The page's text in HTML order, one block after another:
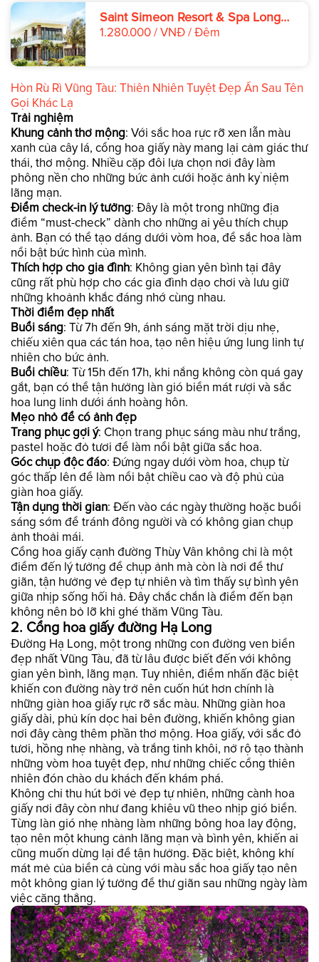
Saint Simeon Resort & Spa Long
Hải
1.280.000 / VNĐ / Đêm
Hòn Rù Rì Vũng Tàu: Thiên Nhiên Tuyệt Đẹp Ẩn Sau Tên
Gọi Khác Lạ
Trải nghiệm
Khung cảnh thơ mộng: Với sắc hoa rực rỡ xen lẫn màu
xanh của cây lá, cổng hoa giấy này mang lại cảm giác thư
thái, thơ mộng. Nhiều cặp đôi lựa chọn nơi đây làm
phông nền cho những bức ảnh cưới hoặc ảnh kỷ niệm
lãng mạn.
Điểm check-in lý tưởng: Đây là một trong những địa
điểm “must-check” dành cho những ai yêu thích chụp
ảnh. Bạn có thể tạo dáng dưới vòm hoa, để sắc hoa làm
nổi bật bức hình của mình.
Thích hợp cho gia đình: Không gian yên bình tại đây
cũng rất phù hợp cho các gia đình dạo chơi và lưu giữ
những khoảnh khắc đáng nhớ cùng nhau.
Thời điểm đẹp nhất
Buổi sáng: Từ 7h đến 9h, ánh sáng mặt trời dịu nhẹ,
chiếu xiên qua các tán hoa, tạo nên hiệu ứng lung linh tự
nhiên cho bức ảnh.
Buổi chiều: Từ 15h đến 17h, khi nắng không còn quá gay
gắt, bạn có thể tận hưởng làn gió biển mát rượi và sắc
hoa lung linh dưới ánh hoàng hôn.
Mẹo nhỏ để có ảnh đẹp
Trang phục gợi ý: Chọn trang phục sáng màu như trắng,
pastel hoặc đỏ tươi để làm nổi bật giữa sắc hoa.
Góc chụp độc đáo: Đứng ngay dưới vòm hoa, chụp từ
góc thấp lên để làm nổi bật chiều cao và độ phủ của
giàn hoa giấy.
Tận dụng thời gian: Đến vào các ngày thường hoặc buổi
sáng sớm để tránh đông người và có không gian chụp
ảnh thoải mái.
Cổng hoa giấy cạnh đường Thùy Vân không chỉ là một
điểm đến lý tưởng để chụp ảnh mà còn là nơi để thư
giãn, tận hưởng vẻ đẹp tự nhiên và tìm thấy sự bình yên
giữa nhịp sống hối hả. Đây chắc chắn là điểm đến bạn
không nên bỏ lỡ khi ghé thăm Vũng Tàu.
2. Cổng hoa giấy đường Hạ Long
Đường Hạ Long, một trong những con đường ven biển
đẹp nhất Vũng Tàu, đã từ lâu được biết đến với không
gian yên bình, lãng mạn. Tuy nhiên, điểm nhấn đặc biệt
khiến con đường này trở nên cuốn hút hơn chính là
những giàn hoa giấy rực rỡ sắc màu. Những giàn hoa
giấy dài, phủ kín dọc hai bên đường, khiến không gian
nơi đây càng thêm phần thơ mộng. Hoa giấy, với sắc đỏ
tươi, hồng nhẹ nhàng, và trắng tinh khôi, nở rộ tạo thành
những vòm hoa tuyệt đẹp, như những chiếc cổng thiên
nhiên đón chào du khách đến khám phá.
Không chỉ thu hút bởi vẻ đẹp tự nhiên, những cành hoa
giấy nơi đây còn như đang khiêu vũ theo nhịp gió biển.
Từng làn gió nhẹ nhàng làm những bông hoa lay động,
tạo nên một khung cảnh lãng mạn và bình yên, khiến ai
cũng muốn dừng lại để tận hưởng. Đặc biệt, không khí
mát mẻ của biển cả cùng với màu sắc hoa giấy tạo nên
một không gian lý tưởng để thư giãn sau những ngày làm
việc căng thẳng.